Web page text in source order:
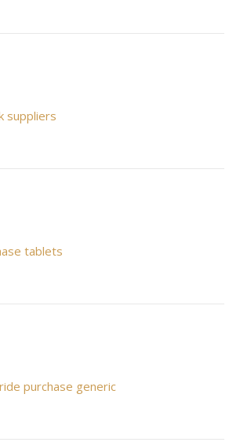
suppliers
tablets
purchase generic